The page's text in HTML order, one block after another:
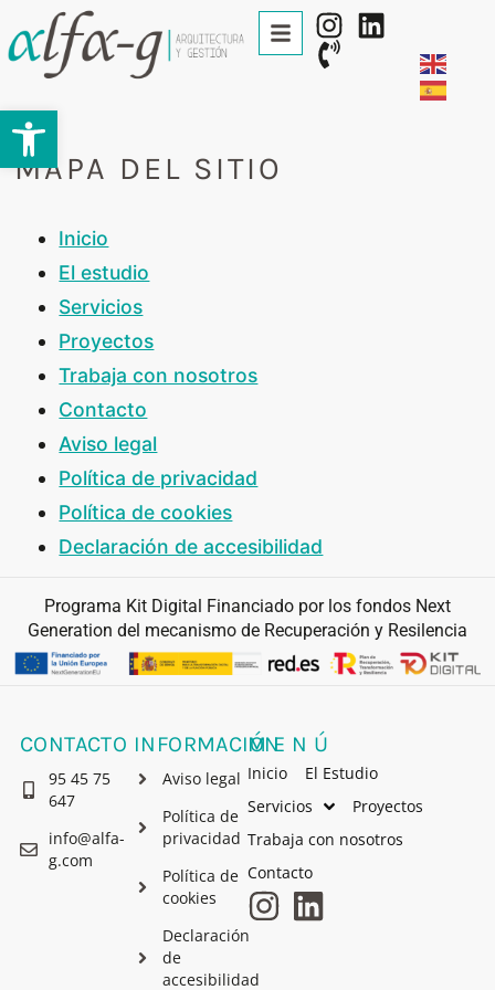
Abrir barra de herramientas
MAPA DEL SITIO
Inicio
El estudio
Servicios
Proyectos
Trabaja con nosotros
Contacto
Aviso legal
Política de privacidad
Política de cookies
Declaración de accesibilidad
Programa Kit Digital Financiado por los fondos Next
Generation del mecanismo de Recuperación y Resilencia
CONTACTO
95 45 75
647
info@alfa-
g.com
INFORMACIÓN
Aviso legal
Política de
privacidad
Política de
cookies
Declaración
de
accesibilidad
MENÚ
Inicio
El Estudio
Servicios
Proyectos
Trabaja con nosotros
Contacto